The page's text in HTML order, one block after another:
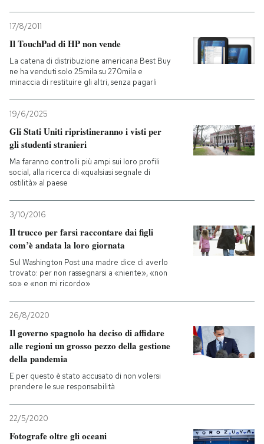
17/8/2011
Il TouchPad di HP non vende
La catena di distribuzione americana Best Buy
ne ha venduti solo 25mila su 270mila e
minaccia di restituire gli altri, senza pagarli
19/6/2025
Gli Stati Uniti ripristineranno i visti per
gli studenti stranieri
Ma faranno controlli più ampi sui loro profili
social, alla ricerca di «qualsiasi segnale di
ostilità» al paese
3/10/2016
Il trucco per farsi raccontare dai figli
com’è andata la loro giornata
Sul Washington Post una madre dice di averlo
trovato: per non rassegnarsi a «niente», «non
so» e «non mi ricordo»
26/8/2020
Il governo spagnolo ha deciso di affidare
alle regioni un grosso pezzo della gestione
della pandemia
E per questo è stato accusato di non volersi
prendere le sue responsabilità
22/5/2020
Fotografe oltre gli oceani